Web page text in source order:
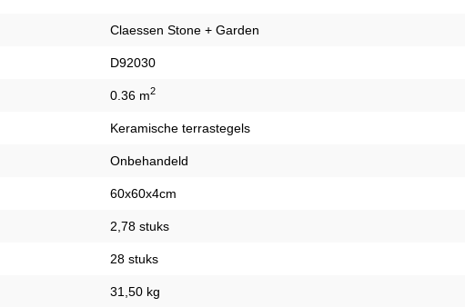
Claessen Stone + Garden
D92030
0.36 m2
Keramische terrastegels
Onbehandeld
60x60x4cm
2,78 stuks
28 stuks
31,50 kg